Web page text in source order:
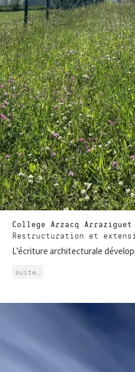
College Arzacq Arraziguet
Restructuration et
L’écriture architecturale
suite…